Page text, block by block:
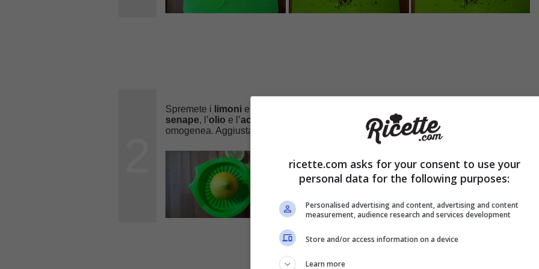
Spremete i limoni e aggiungete il succo al trito di erbe, aglio e acciughe. Unite anche la
senape, l’olio e l’aceto
. Mescolate per emulsionare tutti gli ingredienti e ottenere una
omogenea. Aggiustate di
ricette.com asks for your consent to use your
personal data for the following purposes:
Personalised advertising and content, advertising and content
measurement, audience research and services development
Store and/or access information on a device
Learn more